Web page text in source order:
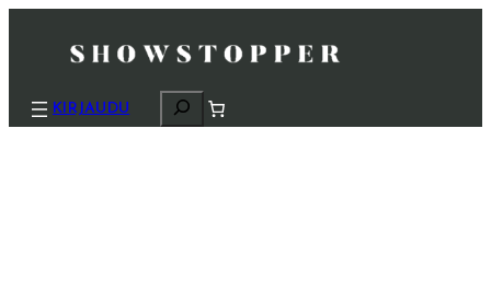
KIRJAUDU
a